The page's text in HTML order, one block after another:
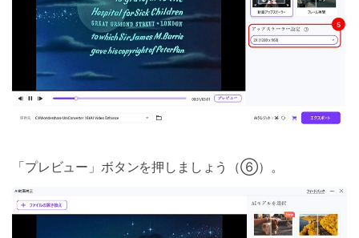
「プレビュー」ボタンを押しましょう（⑥）。